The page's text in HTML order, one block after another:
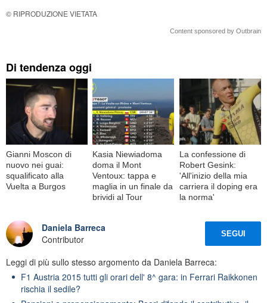
© RIPRODUZIONE VIETATA
Content sponsored by Outbrain
Di tendenza oggi
Gianni Moscon di
nuovo nei guai:
squalificato alla
Vuelta a Burgos
Kasia Niewiadoma
doma il Mont
Ventoux: tappa e
maglia in un finale da
brividi al Tour
La confessione di
Robert Gesink:
'All'inizio della mia
carriera il doping era
la norma'
Daniela Barreca
Contributor
SEGUI
Leggi di più sullo stesso argomento da Daniela Barreca:
F1 Austria 2015 tutti gli orari dell' 8^ gara: in Ferrari Raikkonen
rischia il sedile?